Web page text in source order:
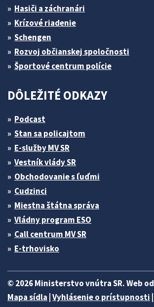
Hasiči a záchranári
Krízové riadenie
Schengen
Rozvoj občianskej spoločnosti
Športové centrum polície
DÔLEŽITÉ ODKAZY
Podcast
Stan sa policajtom
E-služby MV SR
Vestník vlády SR
Obchodovanie s ľuďmi
Cudzinci
Miestna štátna správa
Vládny program ESO
Call centrum MV SR
E-trhovisko
© 2026 Ministerstvo vnútra SR. Web od
Mapa sídla Vyhlásenie o prístupnosti